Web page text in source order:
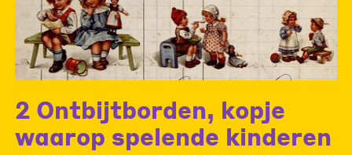
2 Ontbijtborden, kopje
waarop spelende kinderen